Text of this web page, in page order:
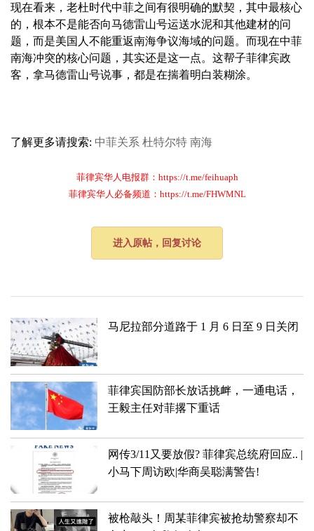
现在看来，老杜时代中菲之间有很明确的默契，其中最核心
的，根本不是能否向马德雷山号运送水泥和其他建材的问
题，而是美国人不能重返南海争议海域的问题。而现在中菲
南海冲突的核心问题，其实还是这一点。这帮子菲律宾政
客，拿马德雷山号说事，都是在揣着明白装糊涂。
了解更多请搜索: 中菲关系 杜特尔特 南海
菲律宾华人电报群：https://t.me/feihuaph
菲律宾华人必备频道：https://t.me/FHWMNL
进入原帖，回复讨论
​马尼拉部分道路于 1 月 6 日至 9 日关闭
菲律宾国防部长放话挑衅，一通电话，
王毅主任对菲撂下重话
网传3/11又要放假? 菲律宾总统府回应.. |
小马下周访欧|华商吴聪满警告!
被枪敲头！周某菲律宾被抢劫警察却不